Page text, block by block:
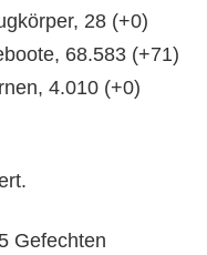
28 (+0)
68.583 (+71)
4.010 (+0)
Gefechten